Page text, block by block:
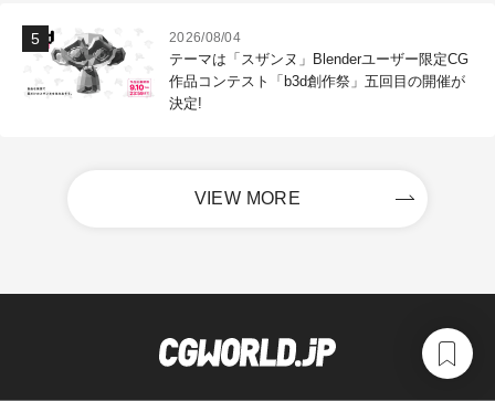
2026/08/04
テーマは「スザンヌ」Blenderユーザー限定CG
作品コンテスト「b3d創作祭」五回目の開催が
決定!
VIEW MORE